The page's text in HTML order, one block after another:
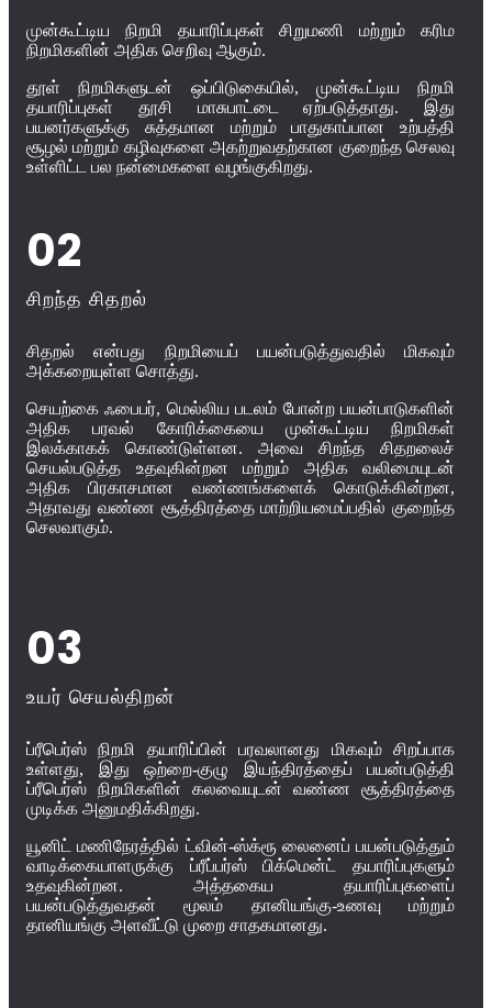
முன்கூட்டிய நிறமி தயாரிப்புகள் சிறுமணி மற்றும் கரிம
நிறமிகளின் அதிக செறிவு ஆகும்.
தூள் நிறமிகளுடன் ஒப்பிடுகையில், முன்கூட்டிய நிறமி
தயாரிப்புகள் தூசி மாசுபாட்டை ஏற்படுத்தாது. இது
பயனர்களுக்கு சுத்தமான மற்றும் பாதுகாப்பான உற்பத்தி
சூழல் மற்றும் கழிவுகளை அகற்றுவதற்கான குறைந்த செலவு
உள்ளிட்ட பல நன்மைகளை வழங்குகிறது.
02
சிறந்த சிதறல்
சிதறல் என்பது நிறமியைப் பயன்படுத்துவதில் மிகவும்
அக்கறையுள்ள சொத்து.
செயற்கை ஃபைபர், மெல்லிய படலம் போன்ற பயன்பாடுகளின்
அதிக பரவல் கோரிக்கையை முன்கூட்டிய நிறமிகள்
இலக்காகக் கொண்டுள்ளன. அவை சிறந்த சிதறலைச்
செயல்படுத்த உதவுகின்றன மற்றும் அதிக வலிமையுடன்
அதிக பிரகாசமான வண்ணங்களைக் கொடுக்கின்றன,
அதாவது வண்ண சூத்திரத்தை மாற்றியமைப்பதில் குறைந்த
செலவாகும்.
03
உயர் செயல்திறன்
ப்ரீபெர்ஸ் நிறமி தயாரிப்பின் பரவலானது மிகவும் சிறப்பாக
உள்ளது, இது ஒற்றை-குழு இயந்திரத்தைப் பயன்படுத்தி
ப்ரீபெர்ஸ் நிறமிகளின் கலவையுடன் வண்ண சூத்திரத்தை
முடிக்க அனுமதிக்கிறது.
யூனிட் மணிநேரத்தில் ட்வின்-ஸ்க்ரூ லைனைப் பயன்படுத்தும்
வாடிக்கையாளருக்கு ப்ரீப்பர்ஸ் பிக்மென்ட் தயாரிப்புகளும்
உதவுகின்றன. அத்தகைய தயாரிப்புகளைப்
பயன்படுத்துவதன் மூலம் தானியங்கு-உணவு மற்றும்
தானியங்கு அளவீட்டு முறை சாதகமானது.